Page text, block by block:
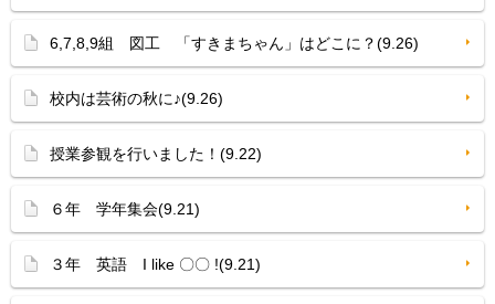
6,7,8,9組 図工 「すきまちゃん」はどこに？(9.26)
校内は芸術の秋に♪(9.26)
授業参観を行いました！(9.22)
６年 学年集会(9.21)
３年 英語 I like 〇〇 !(9.21)